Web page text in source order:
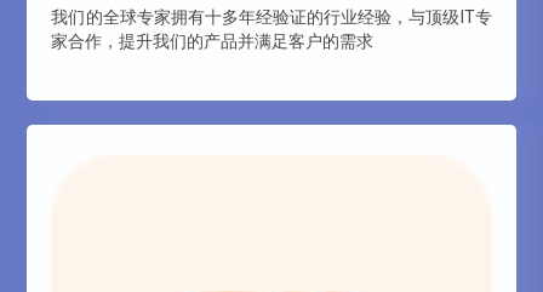
我们的全球专家拥有十多年经验证的行业经验，与顶级IT专
家合作，提升我们的产品并满足客户的需求